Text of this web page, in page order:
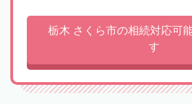
栃木 さくら市の相続対応可
す